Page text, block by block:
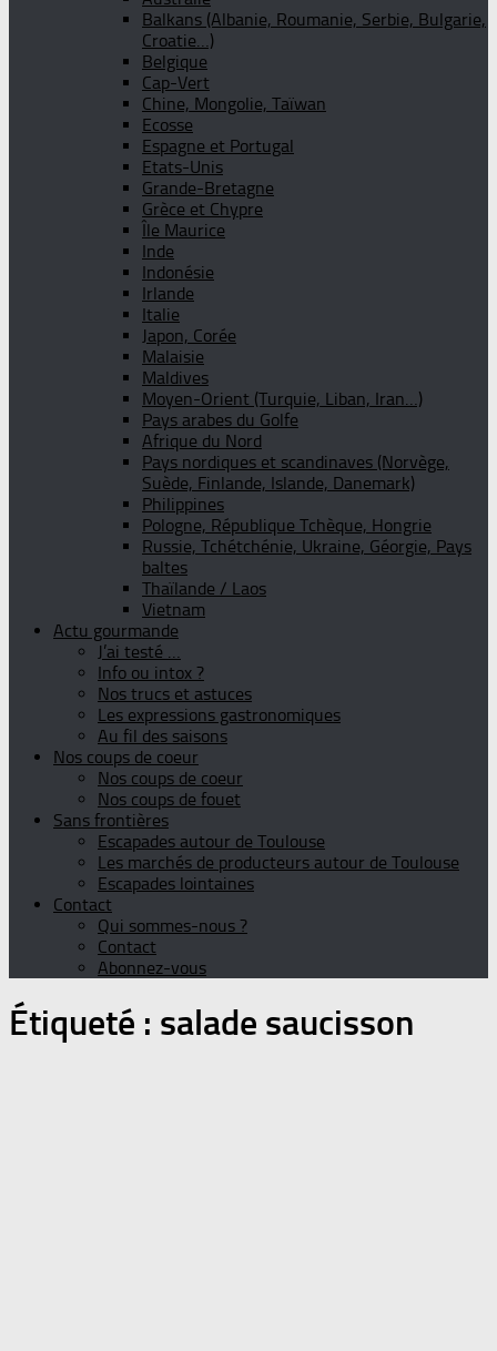
Balkans (Albanie, Roumanie, Serbie, Bulgarie,
Croatie…)
Belgique
Cap-Vert
Chine, Mongolie, Taïwan
Ecosse
Espagne et Portugal
Etats-Unis
Grande-Bretagne
Grèce et Chypre
Île Maurice
Inde
Indonésie
Irlande
Italie
Japon, Corée
Malaisie
Maldives
Moyen-Orient (Turquie, Liban, Iran…)
Pays arabes du Golfe
Afrique du Nord
Pays nordiques et scandinaves (Norvège,
Suède, Finlande, Islande, Danemark)
Philippines
Pologne, République Tchèque, Hongrie
Russie, Tchétchénie, Ukraine, Géorgie, Pays
baltes
Thaïlande / Laos
Vietnam
Actu gourmande
J’ai testé …
Info ou intox ?
Nos trucs et astuces
Les expressions gastronomiques
Au fil des saisons
Nos coups de coeur
Nos coups de coeur
Nos coups de fouet
Sans frontières
Escapades autour de Toulouse
Les marchés de producteurs autour de Toulouse
Escapades lointaines
Contact
Qui sommes-nous ?
Contact
Abonnez-vous
Étiqueté : salade saucisson